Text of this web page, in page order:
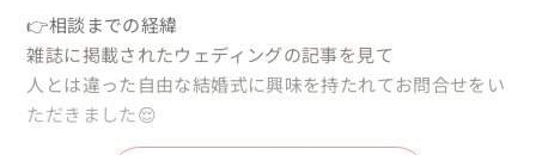
👉相談までの経緯
雑誌に掲載されたウェディングの記事を見て
人とは違った自由な結婚式に興味を持たれてお問合せをい
ただきました😌